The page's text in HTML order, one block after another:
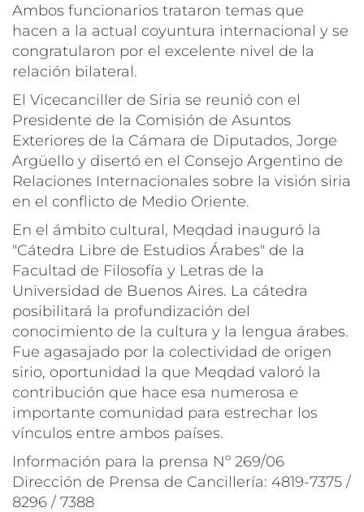
Ambos funcionarios trataron temas que
hacen a la actual coyuntura internacional y se
congratularon por el excelente nivel de la
relación bilateral.
El Vicecanciller de Siria se reunió con el
Presidente de la Comisión de Asuntos
Exteriores de la Cámara de Diputados, Jorge
Argüello y disertó en el Consejo Argentino de
Relaciones Internacionales sobre la visión siria
en el conflicto de Medio Oriente.
En el ámbito cultural, Meqdad inauguró la
"Cátedra Libre de Estudios Árabes" de la
Facultad de Filosofía y Letras de la
Universidad de Buenos Aires. La cátedra
posibilitará la profundización del
conocimiento de la cultura y la lengua árabes.
Fue agasajado por la colectividad de origen
sirio, oportunidad la que Meqdad valoró la
contribución que hace esa numerosa e
importante comunidad para estrechar los
vínculos entre ambos países.
Información para la prensa Nº 269/06
Dirección de Prensa de Cancillería: 4819-7375 /
8296 / 7388